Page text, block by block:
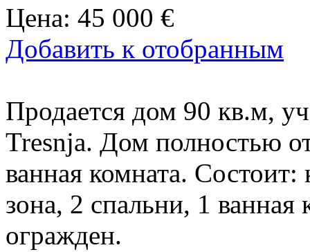
Цена: 45 000 €
Добавить к отобранным
Продается дом 90 кв.м,
Tresnja. Дом полностью
ванная комната. Состоит:
зона, 2 спальни, 1
огражден.